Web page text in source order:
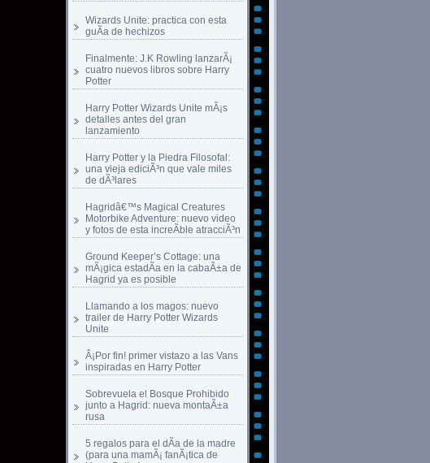
Wizards Unite: practica con esta
guÃ­a de hechizos
Finalmente: J.K Rowling lanzarÃ¡
cuatro nuevos libros sobre Harry
Potter
Harry Potter Wizards Unite mÃ¡s
detalles antes del gran
lanzamiento
Harry Potter y la Piedra Filosofal:
una vieja ediciÃ³n que vale miles
de dÃ³lares
Hagridâ€™s Magical Creatures
Motorbike Adventure: nuevo video
y fotos de esta increÃ­ble atracciÃ³n
Ground Keeper’s Cottage: una
mÃ¡gica estadÃ­a en la cabaÃ±a de
Hagrid ya es posible
Llamando a los magos: nuevo
trailer de Harry Potter Wizards
Unite
Â¡Por fin! primer vistazo a las Vans
inspiradas en Harry Potter
Sobrevuela el Bosque Prohibido
junto a Hagrid: nueva montaÃ±a
rusa
5 regalos para el dÃ­a de la madre
(para una mamÃ¡ fanÃ¡tica de